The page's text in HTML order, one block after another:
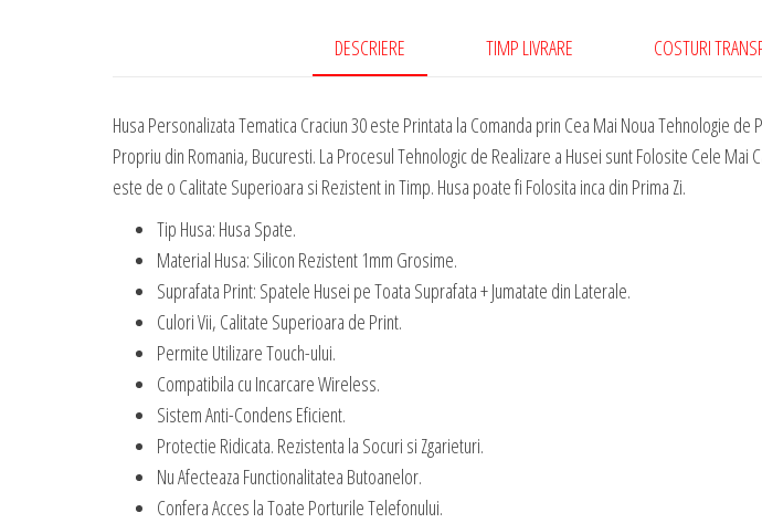
30
DESCRIERE TIMP LIVRARE COSTURI
Husa Personalizata Tematica Craciun 30 este Printata la Comanda prin Cea Mai Noua Tehnologie de
Propriu din Romania, Bucuresti. La Procesul Tehnologic de Realizare a Husei sunt Folosite Cele Mai
este de o Calitate Superioara si Rezistent in Timp. Husa poate fi Folosita inca din Prima Zi.
Tip Husa: Husa Spate.
Material Husa: Silicon Rezistent 1mm Grosime.
Suprafata Print: Spatele Husei pe Toata Suprafata + Jumatate din Laterale.
Culori Vii, Calitate Superioara de Print.
Permite Utilizare Touch-ului.
Compatibila cu Incarcare Wireless.
Sistem Anti-Condens Eficient.
Protectie Ridicata. Rezistenta la Socuri si Zgarieturi.
Nu Afecteaza Functionalitatea Butoanelor.
Confera Acces la Toate Porturile Telefonului.